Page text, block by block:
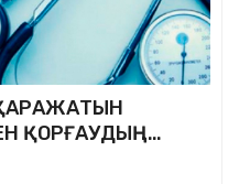
ҚОРҒАУДЫҢ